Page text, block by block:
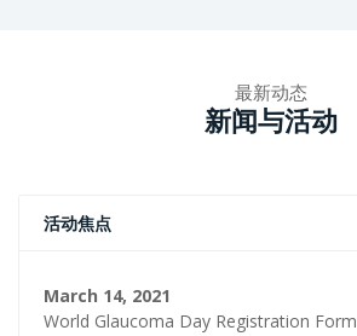
最新动态
新闻与活动
活动焦点
March 14, 2021
World Glaucoma Day Registration Form